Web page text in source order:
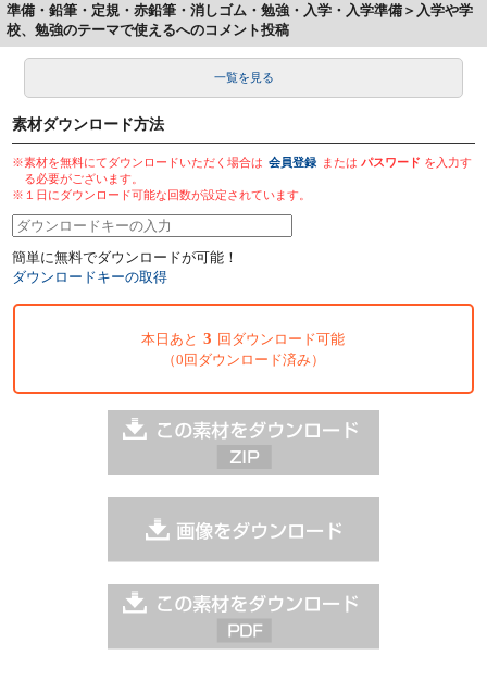
準備・鉛筆・定規・赤鉛筆・消しゴム・勉強・入学・入学準備＞入学や学
校、勉強のテーマで使えるへのコメント投稿
一覧を見る
素材ダウンロード方法
※素材を無料にてダウンロードいただく場合は 会員登録 またはパスワード を入力す
る必要がございます。
※１日にダウンロード可能な回数が設定されています。
簡単に無料でダウンロードが可能！
ダウンロードキーの取得
本日あと 3 回ダウンロード可能
（0回ダウンロード済み）